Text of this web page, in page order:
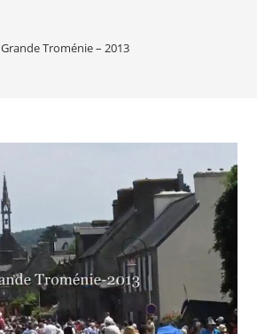
Grande Troménie – 2013